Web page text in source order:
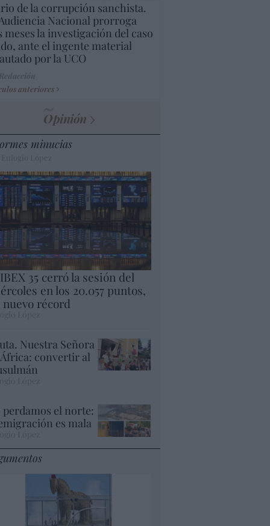
de la corrupción sanchista.
Nacional prorroga
meses la investigación del caso
ante el ingente material
por la UCO
anteriores
Opinión
minucias
35 cerró la sesión del
en los 20.057 puntos,
nuevo récord
Nuestra Señora
convertir al
perdamos el norte:
es mala